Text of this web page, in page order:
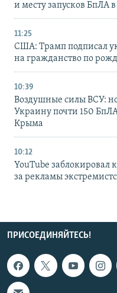
и месту запусков БпЛА
11:25
США: Трамп подписал
на гражданство по
10:39
Воздушные силы ВСУ:
Украину почти 150
Крыма
10:12
YouTube
за рекламы
ПРИСОЕДИНЯЙТЕСЬ!